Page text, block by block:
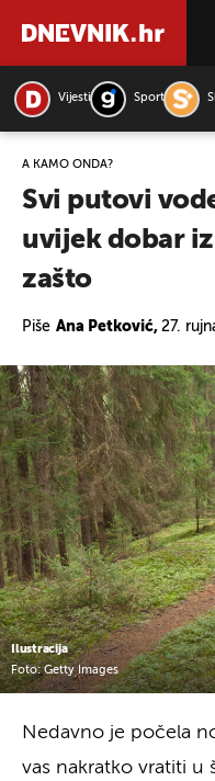
Vijesti Sport
A KAMO ONDA?
Svi putovi
uvijek dobar
zašto
Piše Ana Petković, 27.
Ilustracija
Foto: Getty Images
Nedavno je počela
vas nakratko vratiti u
PRETRAŽITE VIJESTI